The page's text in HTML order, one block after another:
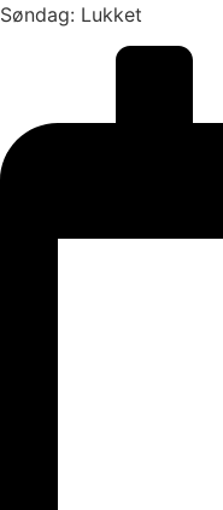
Søndag: Lukket